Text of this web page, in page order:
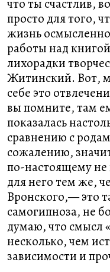
что ты счастлив,
просто для того,
жизнь
работы над
лихорадки
Житинский. Вот,
себе это
вы помните, там
показалась
сравнению с
сожалению,
по-настоящему не
для него тем же,
Вронского,— это
самогипноза, не
думаю, что смысл
несколько, чем
зависимости и